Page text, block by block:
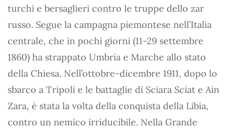
turchi e bersaglieri contro le truppe dello zar
russo. Segue la campagna piemontese nell’Italia
centrale, che in pochi giorni (11-29 settembre
1860) ha strappato Umbria e Marche allo stato
della Chiesa. Nell’ottobre-dicembre 1911, dopo lo
sbarco a Tripoli e le battaglie di Sciara Sciat e Ain
Zara, è stata la volta della conquista della Libia,
contro un nemico irriducibile. Nella Grande